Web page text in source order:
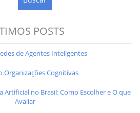
POSTS
de Agentes Inteligentes
Organizações Cognitivas
Artificial no Brasil: Como Escolher e O que
Avaliar